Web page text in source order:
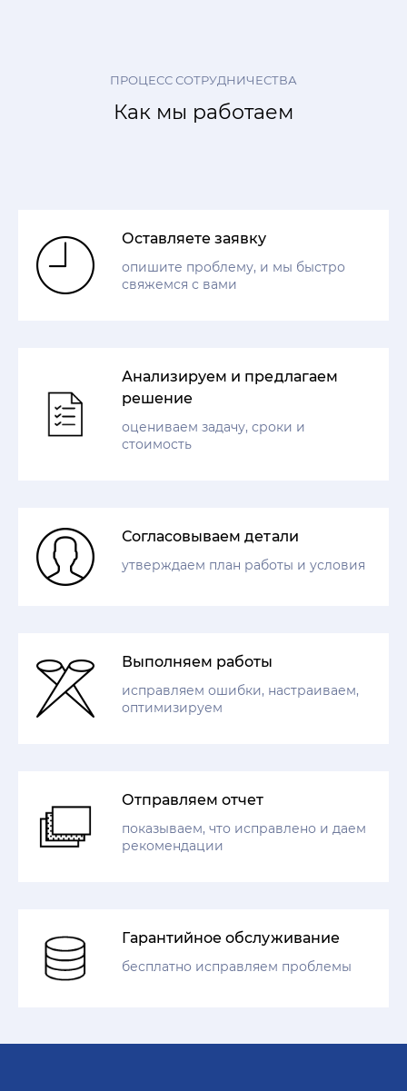
ПРОЦЕСС СОТРУДНИЧЕСТВА
Как мы работаем
Оставляете заявку
опишите проблему, и мы быстро
свяжемся с вами
Анализируем и предлагаем
решение
оцениваем задачу, сроки и
стоимость
Согласовываем детали
утверждаем план работы и условия
Выполняем работы
исправляем ошибки, настраиваем,
оптимизируем
Отправляем отчет
показываем, что исправлено и даем
рекомендации
Гарантийное обслуживание
бесплатно исправляем проблемы